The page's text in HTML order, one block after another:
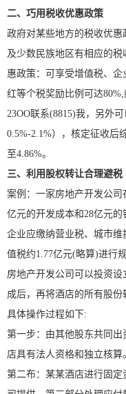
二、巧用税收优惠政策
政府对某些地方的税收优
及少数民族地区有相应的
惠政策：可享受增值税、
红等个税奖励比例可达
23OO联系(8815)我，另外
0.5%-2.1%），核定征收后
至4.86%。
三、利用股权转让合理避税
案例：一家房地产开发公
亿元的开发成本和28亿元的
企业应缴纳营业税、城市
值税约1.77亿元(略算)进行
房地产开发公司可以投资
成后，再将酒店的所有股份
具体操作过程如下:
第一步：由其他股东共同
店具有法人资格和独立核算
第二布：某某酒店进行固